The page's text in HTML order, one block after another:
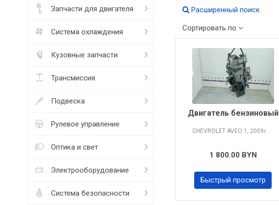
Запчасти для двигателя
Система охлаждения
Кузовные запчасти
Трансмиссия
Подвеска
Рулевое управление
Оптика и свет
Электрооборудование
Система безопасности
Расширенный поиск
Сортировать по
Двигатель бензиновый
CHEVROLET AVEO 1, 2009г.
1 800.00 BYN
Быстрый просмотр